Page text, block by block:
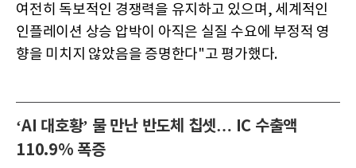
여전히 독보적인 경쟁력을 유지하고 있으며, 세계적인
인플레이션 상승 압박이 아직은 실질 수요에 부정적 영
향을 미치지 않았음을 증명한다"고 평가했다.
‘AI 대호황’ 물 만난 반도체 칩셋… IC 수출액
110.9% 폭증